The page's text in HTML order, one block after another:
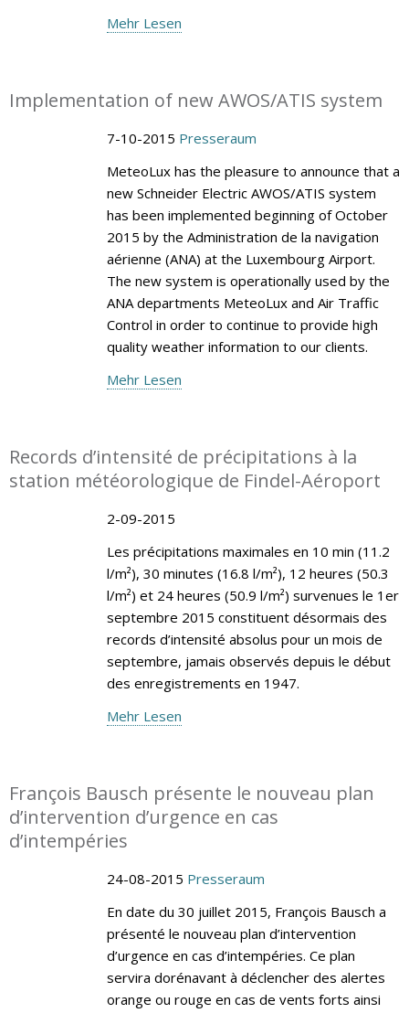
Mehr Lesen
Implementation of new AWOS/ATIS system
7-10-2015 Presseraum
MeteoLux has the pleasure to announce that a
new Schneider Electric AWOS/ATIS system
has been implemented beginning of October
2015 by the Administration de la navigation
aérienne (ANA) at the Luxembourg Airport.
The new system is operationally used by the
ANA departments MeteoLux and Air Traffic
Control in order to continue to provide high
quality weather information to our clients.
Mehr Lesen
Records d’intensité de précipitations à la
station météorologique de Findel-Aéroport
2-09-2015
Les précipitations maximales en 10 min (11.2
l/m²), 30 minutes (16.8 l/m²), 12 heures (50.3
l/m²) et 24 heures (50.9 l/m²) survenues le 1er
septembre 2015 constituent désormais des
records d’intensité absolus pour un mois de
septembre, jamais observés depuis le début
des enregistrements en 1947.
Mehr Lesen
François Bausch présente le nouveau plan
d’intervention d’urgence en cas
d’intempéries
24-08-2015 Presseraum
En date du 30 juillet 2015, François Bausch a
présenté le nouveau plan d’intervention
d’urgence en cas d’intempéries. Ce plan
servira dorénavant à déclencher des alertes
orange ou rouge en cas de vents forts ainsi